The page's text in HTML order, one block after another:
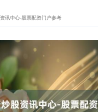
讯中心-股票配资门户参考